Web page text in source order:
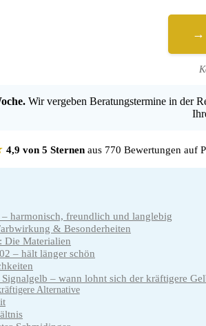
→
Wir vergeben Beratungstermine in der
4,9 von 5 Sternen aus 770 Bewertungen auf
harmonisch, freundlich und langlebig
& Besonderheiten
Die Materialien
– hält länger schön
– wann lohnt sich der kräftigere
Alternative